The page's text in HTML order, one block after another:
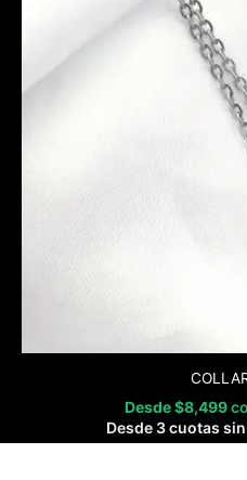
Desde$8,499
Desde 3 cuotas